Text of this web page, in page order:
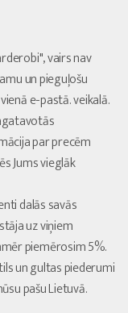
vairs nav
un pieguļošu
e-pastā. veikalā.
par precēm
Jums vieglāk
dalās savās
uz viņiem
piemērosim 5%.
un gultas piederumi
pašu Lietuvā.